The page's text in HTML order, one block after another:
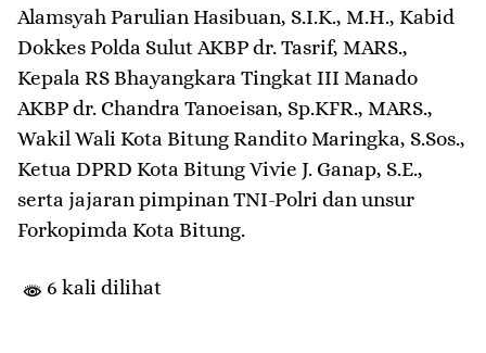
Alamsyah Parulian Hasibuan, S.I.K., M.H., Kabid
Dokkes Polda Sulut AKBP dr. Tasrif, MARS.,
Kepala RS Bhayangkara Tingkat III Manado
AKBP dr. Chandra Tanoeisan, Sp.KFR., MARS.,
Wakil Wali Kota Bitung Randito Maringka, S.Sos.,
Ketua DPRD Kota Bitung Vivie J. Ganap, S.E.,
serta jajaran pimpinan TNI-Polri dan unsur
Forkopimda Kota Bitung.
6 kali dilihat